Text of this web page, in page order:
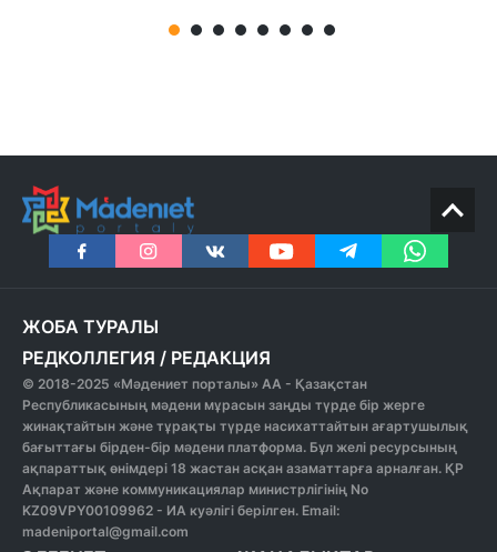
ЖОБА ТУРАЛЫ
РЕДКОЛЛЕГИЯ / РЕДАКЦИЯ
© 2018-2025 «Мәдениет порталы» АА - Қазақстан
Республикасының мәдени мұрасын заңды түрде бір жерге
жинақтайтын және тұрақты түрде насихаттайтын ағартушылық
бағыттағы бірден-бір мәдени платформа. Бұл желі ресурсының
ақпараттық өнімдері 18 жастан асқан азаматтарға арналған. ҚР
Ақпарат және коммуникациялар министрлігінің No
KZ09VPY00109962 - ИА куәлігі берілген. Email:
madeniportal@gmail.com